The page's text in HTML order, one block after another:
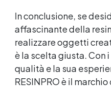
In conclusione, se
affascinante della
realizzare oggetti
è la scelta giusta. Con
qualità e la sua
RESINPRO è il